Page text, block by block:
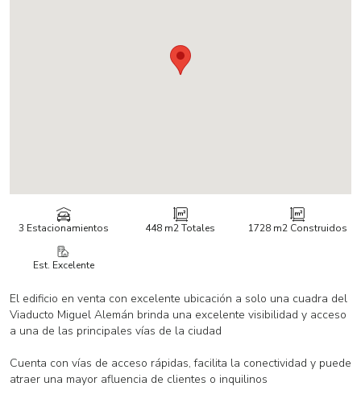
3 Estacionamientos 448 m2Totales 1728 m2Construidos
Est. Excelente
El edificio en venta con excelente ubicación a solo una cuadra del
Viaducto Miguel Alemán brinda una excelente visibilidad y acceso
a una de las principales vías de la ciudad
Cuenta con vías de acceso rápidas, facilita la conectividad y puede
atraer una mayor afluencia de clientes o inquilinos